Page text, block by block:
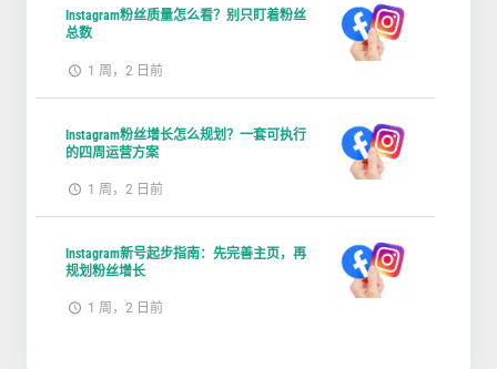
Instagram粉丝质量怎么看？别只盯着粉丝
总数
1 周，2 日前
Instagram粉丝增长怎么规划？一套可执行
的四周运营方案
1 周，2 日前
Instagram新号起步指南：先完善主页，再
规划粉丝增长
1 周，2 日前